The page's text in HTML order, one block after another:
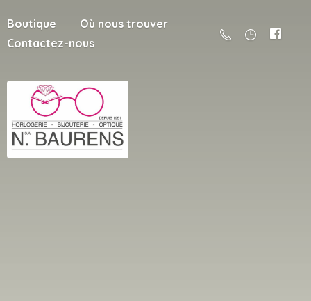
Boutique
Où nous trouver
Contactez-nous